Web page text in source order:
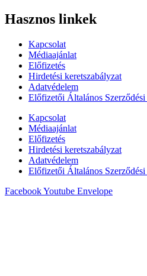
Hasznos linkek
Kapcsolat
Médiaajánlat
Előfizetés
Hirdetési keretszabályzat
Adatvédelem
Előfizetői Általános Szerződési
Kapcsolat
Médiaajánlat
Előfizetés
Hirdetési keretszabályzat
Adatvédelem
Előfizetői Általános Szerződési
FacebookYoutube Envelope